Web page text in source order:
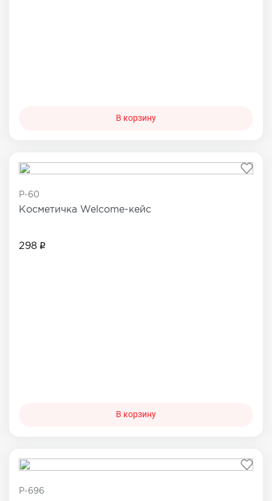
В корзину
P-60
Косметичка Welcome-кейс
298
В корзину
P-696